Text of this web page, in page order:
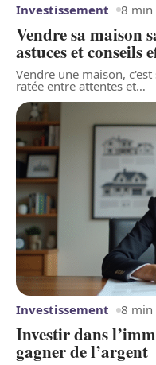
Vendre sa maison
astuces et conseils
Vendre une maison,
ratée entre attentes et…
Investissement 8 min
Investir dans
gagner de l’argent
Investissement 8 min